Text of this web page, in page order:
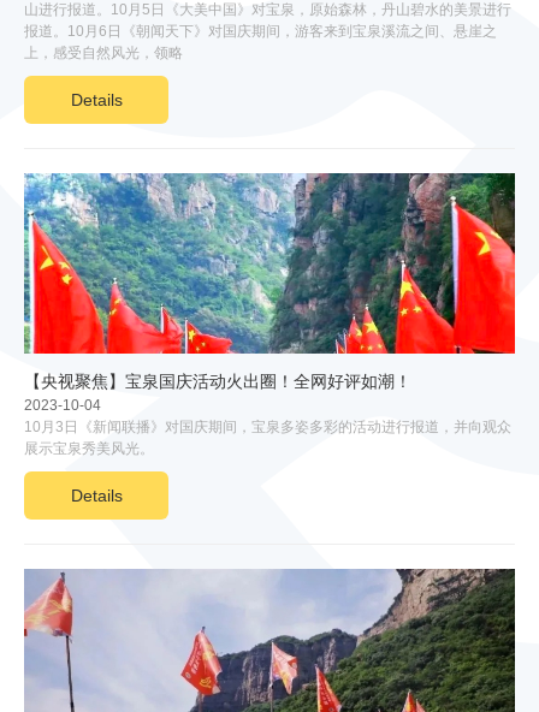
山进行报道。10月5日《大美中国》对宝泉，原始森林，丹山碧水的美景进行
报道。10月6日《朝闻天下》对国庆期间，游客来到宝泉溪流之间、悬崖之
上，感受自然风光，领略
Details
【央视聚焦】宝泉国庆活动火出圈！全网好评如潮！
2023-10-04
10月3日《新闻联播》对国庆期间，宝泉多姿多彩的活动进行报道，并向观众
展示宝泉秀美风光。
Details